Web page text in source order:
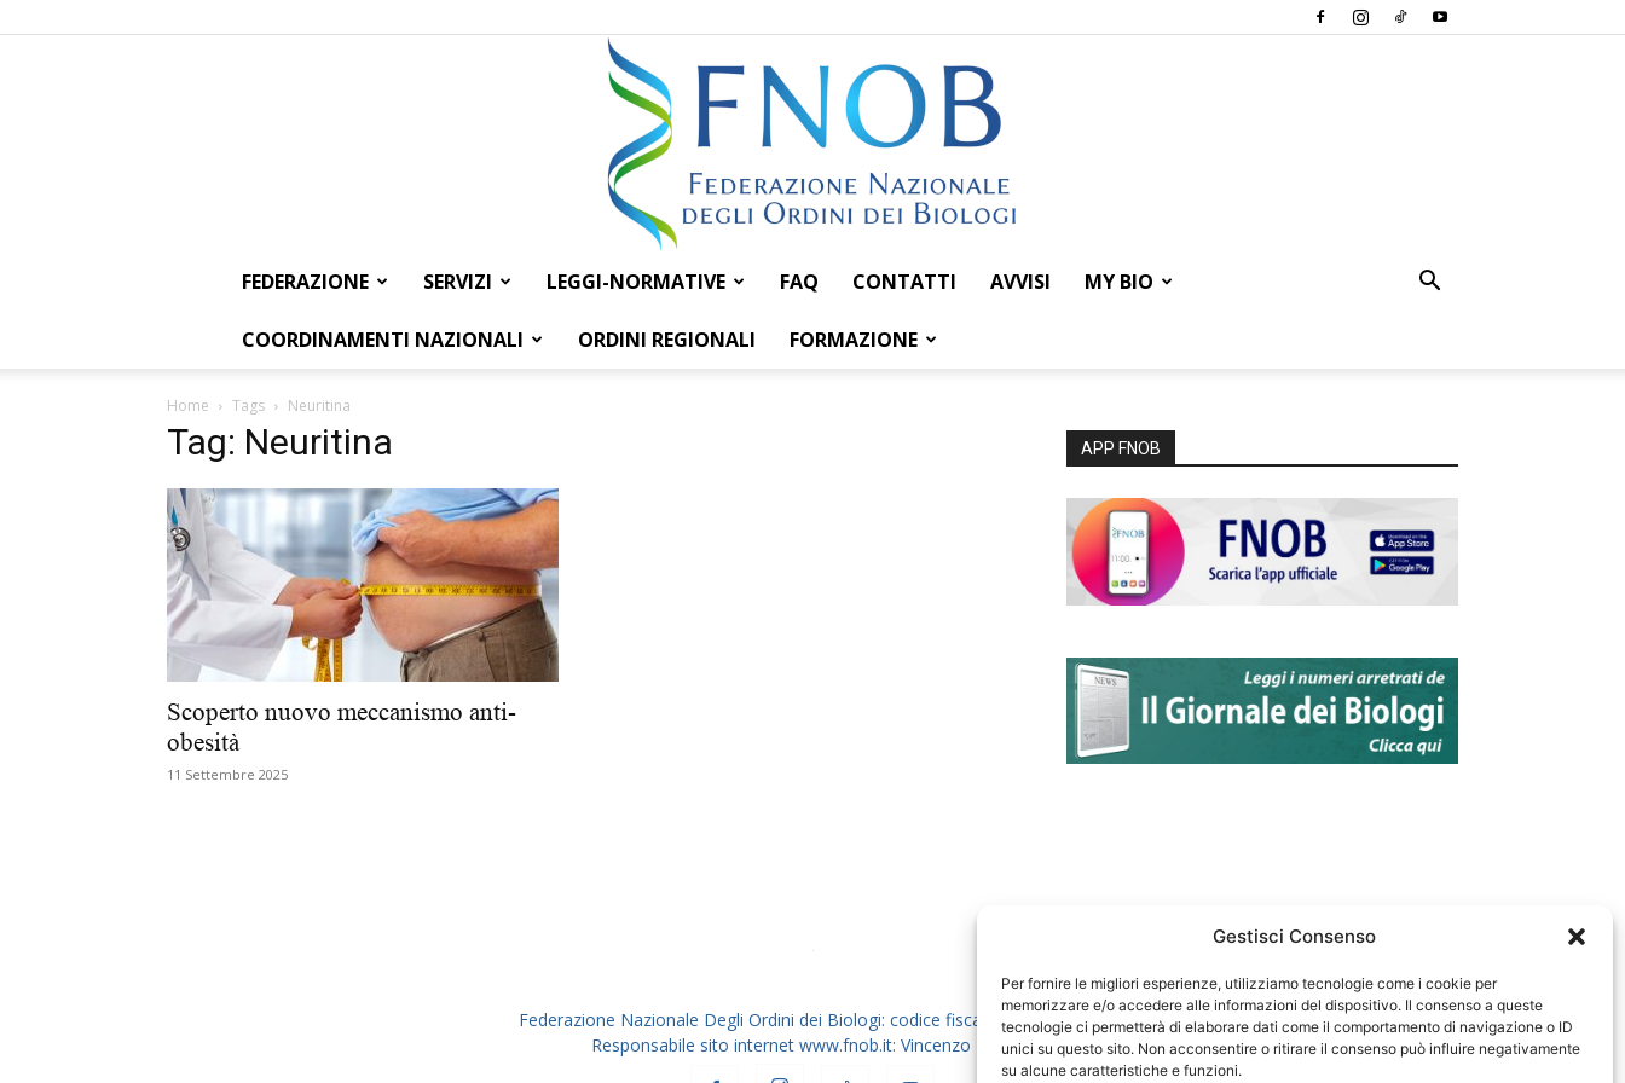
Gestisci Consenso
Per fornire le migliori esperienze, utilizziamo tecnologie come i cookie per
memorizzare e/o accedere alle informazioni del dispositivo. Il consenso a queste
tecnologie ci permetterà di elaborare dati come il comportamento di navigazione o ID
unici su questo sito. Non acconsentire o ritirare il consenso può influire negativamente
su alcune caratteristiche e funzioni.
Federazione
dei
FEDERAZIONE SERVIZI LEGGI-NORMATIVE FAQ CONTATTI AVVISI MY BIO
COORDINAMENTI NAZIONALI ORDINI REGIONALI FORMAZIONE
Home Tags Neuritina
Tag: Neuritina
Scoperto nuovo meccanismo anti-
obesità
11 Settembre 2025
APP FNOB
Federazione Nazionale Degli Ordini dei Biologi: codice fiscale 80069130583
Responsabile sito internet www.fnob.it: Vincenzo D'Anna